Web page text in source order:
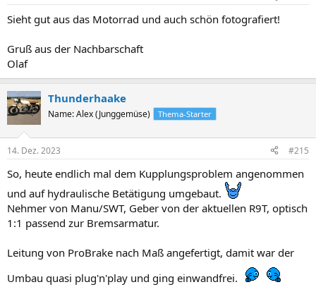
Sieht gut aus das Motorrad und auch schön fotografiert!
Gruß aus der Nachbarschaft
Olaf
Thunderhaake
Name: Alex (Junggemüse) Thema-Starter
14. Dez. 2023 #215
So, heute endlich mal dem Kupplungsproblem angenommen
und auf hydraulische Betätigung umgebaut.
Nehmer von Manu/SWT, Geber von der aktuellen R9T, optisch
1:1 passend zur Bremsarmatur.
Leitung von ProBrake nach Maß angefertigt, damit war der
Umbau quasi plug'n'play und ging einwandfrei.